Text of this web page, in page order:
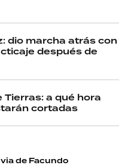
dio marcha atrás con
después de
a qué hora
cortadas
de Facundo